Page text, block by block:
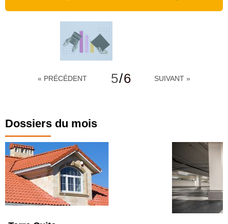
« PRÉCÉDENT 5/6 SUIVANT »
Dossiers du mois